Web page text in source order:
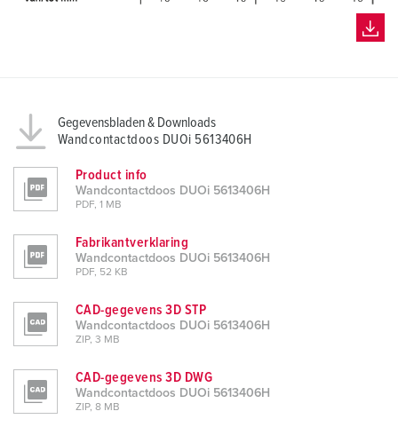
Gegevensbladen & Downloads
Wandcontactdoos DUOi 5613406H
Product info
Wandcontactdoos DUOi 5613406H
PDF, 1 MB
Fabrikantverklaring
Wandcontactdoos DUOi 5613406H
PDF, 52 KB
CAD-gegevens 3D STP
Wandcontactdoos DUOi 5613406H
ZIP, 3 MB
CAD-gegevens 3D DWG
Wandcontactdoos DUOi 5613406H
ZIP, 8 MB